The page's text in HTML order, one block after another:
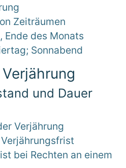
Zeiträumen
Ende des Monats
Sonnabend
und Dauer
Verjährung
bei Rechten an einem